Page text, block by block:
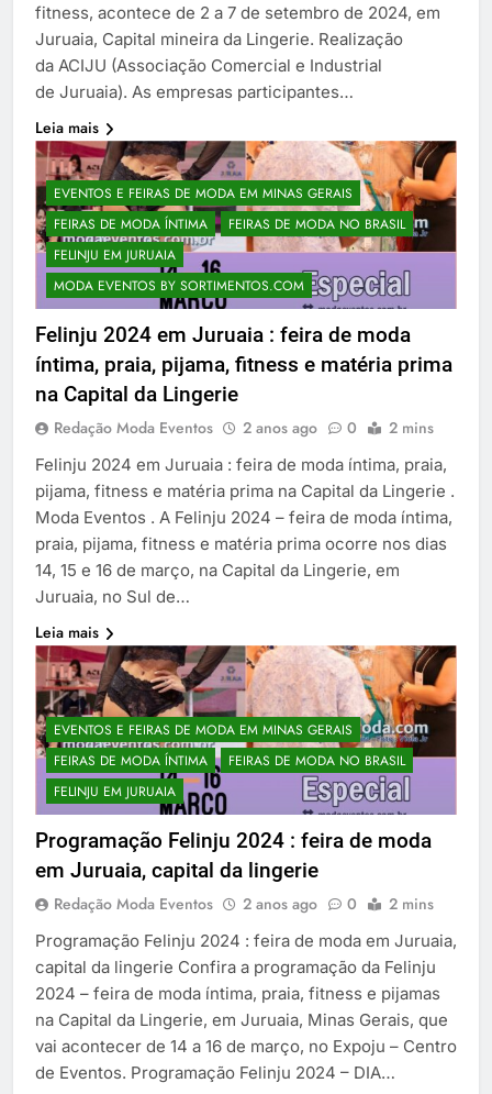
fitness, acontece de 2 a 7 de setembro de 2024, em
Juruaia, Capital mineira da Lingerie. Realização
da ACIJU (Associação Comercial e Industrial
de Juruaia). As empresas participantes…
Leia mais
EVENTOS E FEIRAS DE MODA EM MINAS GERAIS
FEIRAS DE MODA ÍNTIMA
FEIRAS DE MODA NO BRASIL
FELINJU EM JURUAIA
MODA EVENTOS BY SORTIMENTOS.COM
Felinju 2024 em Juruaia : feira de moda
íntima, praia, pijama, fitness e matéria prima
na Capital da Lingerie
Redação Moda Eventos 2 anos ago 0 2 mins
Felinju 2024 em Juruaia : feira de moda íntima, praia,
pijama, fitness e matéria prima na Capital da Lingerie .
Moda Eventos . A Felinju 2024 – feira de moda íntima,
praia, pijama, fitness e matéria prima ocorre nos dias
14, 15 e 16 de março, na Capital da Lingerie, em
Juruaia, no Sul de…
Leia mais
EVENTOS E FEIRAS DE MODA EM MINAS GERAIS
FEIRAS DE MODA ÍNTIMA
FEIRAS DE MODA NO BRASIL
FELINJU EM JURUAIA
Programação Felinju 2024 : feira de moda
em Juruaia, capital da lingerie
Redação Moda Eventos 2 anos ago 0 2 mins
Programação Felinju 2024 : feira de moda em Juruaia,
capital da lingerie Confira a programação da Felinju
2024 – feira de moda íntima, praia, fitness e pijamas
na Capital da Lingerie, em Juruaia, Minas Gerais, que
vai acontecer de 14 a 16 de março, no Expoju – Centro
de Eventos. Programação Felinju 2024 – DIA…